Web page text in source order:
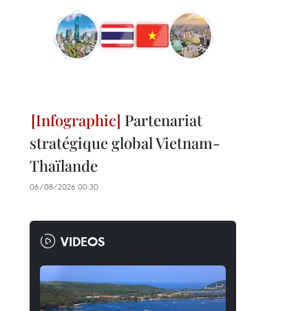
Partenariat
stratégique global Vietnam-
Thaïlande
06/08/2026 00:30
VIDEOS